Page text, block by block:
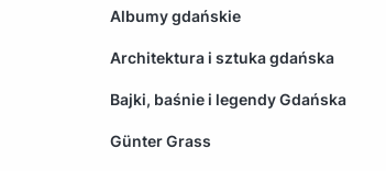
Albumy gdańskie
Architektura i sztuka gdańska
Bajki, baśnie i legendy Gdańska
Günter Grass